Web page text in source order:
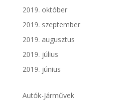
2019. október
2019. szeptember
2019. augusztus
2019. július
2019. június
Autók-Járművek